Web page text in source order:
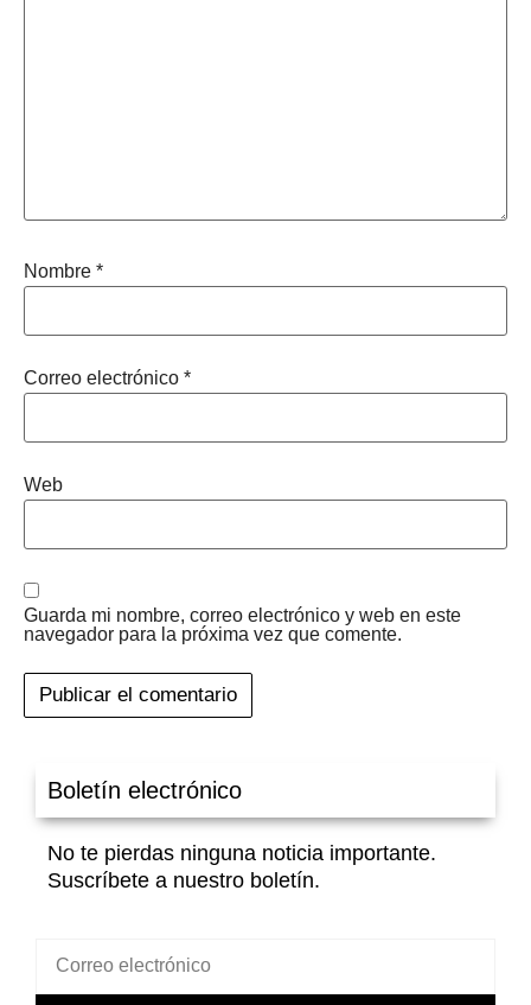
Nombre *
Correo electrónico *
Web
Guarda mi nombre, correo electrónico y web en este
navegador para la próxima vez que comente.
Boletín electrónico
No te pierdas ninguna noticia importante.
Suscríbete a nuestro boletín.